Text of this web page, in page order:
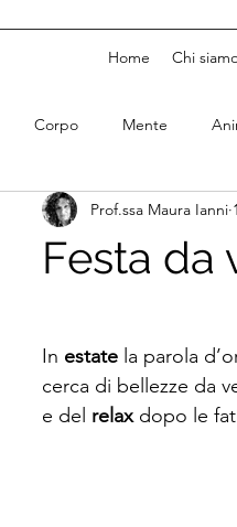
Home Chi
Corpo Mente
Festa da
Prof.ssa Maura Ianni
In estate la parola
cerca di bellezze da
e del relax dopo le